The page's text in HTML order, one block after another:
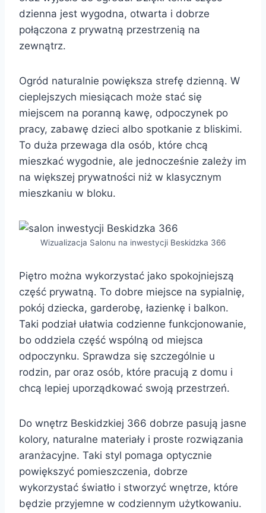
dzienna jest wygodna, otwarta i dobrze
połączona z prywatną przestrzenią na
zewnątrz.
Ogród naturalnie powiększa strefę dzienną. W
cieplejszych miesiącach może stać się
miejscem na poranną kawę, odpoczynek po
pracy, zabawę dzieci albo spotkanie z bliskimi.
To duża przewaga dla osób, które chcą
mieszkać wygodnie, ale jednocześnie zależy im
na większej prywatności niż w klasycznym
mieszkaniu w bloku.
Wizualizacja Salonu na inwestycji Beskidzka 366
Piętro można wykorzystać jako spokojniejszą
część prywatną. To dobre miejsce na sypialnię,
pokój dziecka, garderobę, łazienkę i balkon.
Taki podział ułatwia codzienne funkcjonowanie,
bo oddziela część wspólną od miejsca
odpoczynku. Sprawdza się szczególnie u
rodzin, par oraz osób, które pracują z domu i
chcą lepiej uporządkować swoją przestrzeń.
Do wnętrz Beskidzkiej 366 dobrze pasują jasne
kolory, naturalne materiały i proste rozwiązania
aranżacyjne. Taki styl pomaga optycznie
powiększyć pomieszczenia, dobrze
wykorzystać światło i stworzyć wnętrze, które
będzie przyjemne w codziennym użytkowaniu.